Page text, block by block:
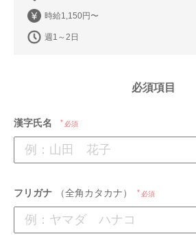
時給1,150円〜
週1～2日
必須項目
漢字氏名 必須
フリガナ （全角カタカナ） 必須